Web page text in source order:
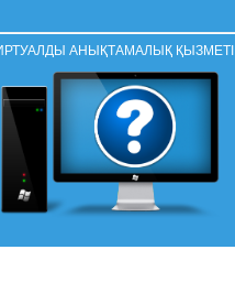
АНЫҚТАМАЛЫҚ ҚЫЗМЕТІ